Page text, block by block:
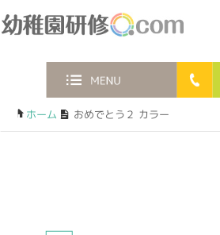
MENU
ホーム / おめでとう２ カラー